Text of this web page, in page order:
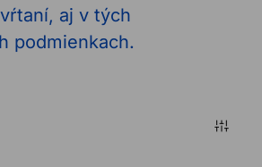
aj v tých
podmienkach.